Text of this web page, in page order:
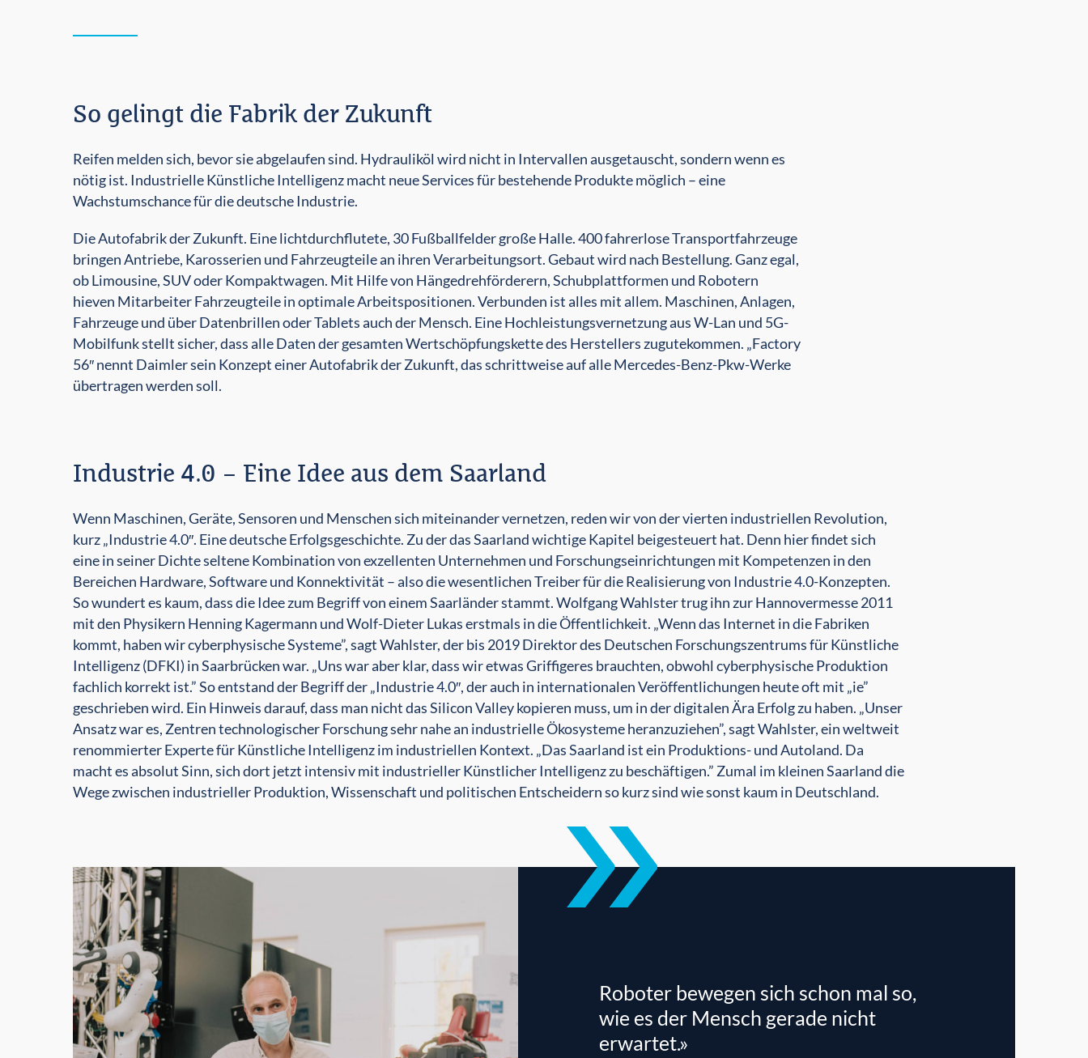
So gelingt die Fabrik der Zukunft
Reifen melden sich, bevor sie abgelaufen sind. Hydrauliköl wird nicht in Intervallen ausgetauscht, sondern wenn es
nötig ist. Industrielle Künstliche Intelligenz macht neue Services für bestehende Produkte möglich – eine
Wachstumschance für die deutsche Industrie.
Die Autofabrik der Zukunft. Eine lichtdurchflutete, 30 Fußballfelder große Halle. 400 fahrerlose Transportfahrzeuge
bringen Antriebe, Karosserien und Fahrzeugteile an ihren Verarbeitungsort. Gebaut wird nach Bestellung. Ganz egal,
ob Limousine, SUV oder Kompaktwagen. Mit Hilfe von Hängedrehförderern, Schubplattformen und Robotern
hieven Mitarbeiter Fahrzeugteile in optimale Arbeitspositionen. Verbunden ist alles mit allem. Maschinen, Anlagen,
Fahrzeuge und über Datenbrillen oder Tablets auch der Mensch. Eine Hochleistungsvernetzung aus W-Lan und 5G-
Mobilfunk stellt sicher, dass alle Daten der gesamten Wertschöpfungskette des Herstellers zugutekommen. „Factory
56″ nennt Daimler sein Konzept einer Autofabrik der Zukunft, das schrittweise auf alle Mercedes-Benz-Pkw-Werke
übertragen werden soll.
Industrie 4.0 – Eine Idee aus dem Saarland
Wenn Maschinen, Geräte, Sensoren und Menschen sich miteinander vernetzen, reden wir von der vierten industriellen Revolution,
kurz „Industrie 4.0″. Eine deutsche Erfolgsgeschichte. Zu der das Saarland wichtige Kapitel beigesteuert hat. Denn hier findet sich
eine in seiner Dichte seltene Kombination von exzellenten Unternehmen und Forschungseinrichtungen mit Kompetenzen in den
Bereichen Hardware, Software und Konnektivität – also die wesentlichen Treiber für die Realisierung von Industrie 4.0-Konzepten.
So wundert es kaum, dass die Idee zum Begriff von einem Saarländer stammt. Wolfgang Wahlster trug ihn zur Hannovermesse 2011
mit den Physikern Henning Kagermann und Wolf-Dieter Lukas erstmals in die Öffentlichkeit. „Wenn das Internet in die Fabriken
kommt, haben wir cyberphysische Systeme”, sagt Wahlster, der bis 2019 Direktor des Deutschen Forschungszentrums für Künstliche
Intelligenz (DFKI) in Saarbrücken war. „Uns war aber klar, dass wir etwas Griffigeres brauchten, obwohl cyberphysische Produktion
fachlich korrekt ist.” So entstand der Begriff der „Industrie 4.0″, der auch in internationalen Veröffentlichungen heute oft mit „ie”
geschrieben wird. Ein Hinweis darauf, dass man nicht das Silicon Valley kopieren muss, um in der digitalen Ära Erfolg zu haben. „Unser
Ansatz war es, Zentren technologischer Forschung sehr nahe an industrielle Ökosysteme heranzuziehen”, sagt Wahlster, ein weltweit
renommierter Experte für Künstliche Intelligenz im industriellen Kontext. „Das Saarland ist ein Produktions- und Autoland. Da
macht es absolut Sinn, sich dort jetzt intensiv mit industrieller Künstlicher Intelligenz zu beschäftigen.” Zumal im kleinen Saarland die
Wege zwischen industrieller Produktion, Wissenschaft und politischen Entscheidern so kurz sind wie sonst kaum in Deutschland.
Roboter bewegen sich schon mal so,
wie es der Mensch gerade nicht
erwartet.»